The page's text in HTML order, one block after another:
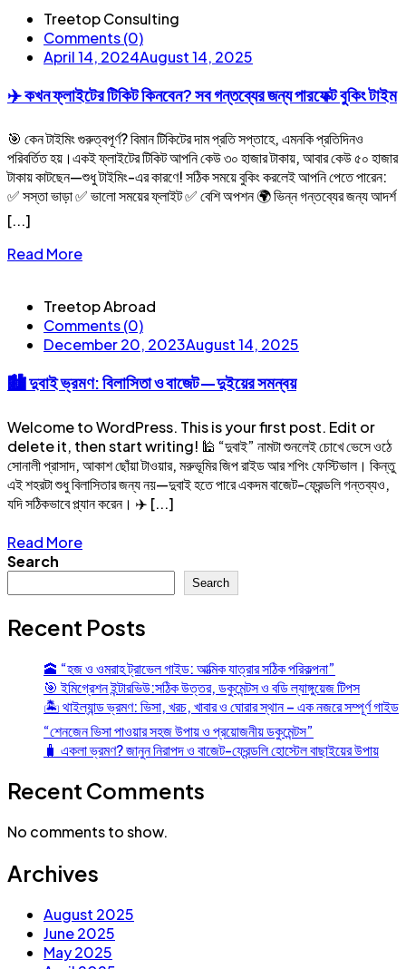
Treetop Consulting
Comments (0)
April 14, 2024August 14, 2025
✈️ কখন ফ্লাইটের টিকিট কিনবেন? সব গন্তব্যের জন্য পারফেক্ট বুকিং টাইম
🎯 কেন টাইমিং গুরুত্বপূর্ণ? বিমান টিকিটের দাম প্রতি সপ্তাহে, এমনকি প্রতিদিনও
পরিবর্তিত হয়।একই ফ্লাইটের টিকিট আপনি কেউ ৩০ হাজার টাকায়, আবার কেউ ৫০ হাজার
টাকায় কাটছেন—শুধু টাইমিং-এর কারণে! সঠিক সময়ে বুকিং করলেই আপনি পেতে পারেন:
✅ সস্তা ভাড়া ✅ ভালো সময়ের ফ্লাইট ✅ বেশি অপশন 🌍 ভিন্ন গন্তব্যের জন্য আদর্শ
[...]
Read More
Treetop Abroad
Comments (0)
December 20, 2023August 14, 2025
🏙️ দুবাই ভ্রমণ: বিলাসিতা ও বাজেট—দুইয়ের সমন্বয়
Welcome to WordPress. This is your first post. Edit or
delete it, then start writing! 🕌 “দুবাই” নামটা শুনলেই চোখে ভেসে ওঠে
সোনালী প্রাসাদ, আকাশ ছোঁয়া টাওয়ার, মরুভূমির জিপ রাইড আর শপিং ফেস্টিভাল। কিন্তু
এই শহরটা শুধু বিলাসিতার জন্য নয়—দুবাই হতে পারে একদম বাজেট-ফ্রেন্ডলি গন্তব্যও,
যদি সঠিকভাবে প্ল্যান করেন। ✈️ [...]
Read More
Search
Search
Recent Posts
🕋 “হজ ও ওমরাহ ট্রাভেল গাইড: আত্মিক যাত্রার সঠিক পরিকল্পনা”
🎯 ইমিগ্রেশন ইন্টারভিউ:সঠিক উত্তর, ডকুমেন্টস ও বডি ল্যাঙ্গুয়েজ টিপস
🏝️ থাইল্যান্ড ভ্রমণ: ভিসা, খরচ, খাবার ও ঘোরার স্থান – এক নজরে সম্পূর্ণ গাইড
“শেনজেন ভিসা পাওয়ার সহজ উপায় ও প্রয়োজনীয় ডকুমেন্টস”
🧳 একলা ভ্রমণ? জানুন নিরাপদ ও বাজেট-ফ্রেন্ডলি হোস্টেল বাছাইয়ের উপায়
Recent Comments
No comments to show.
Archives
August 2025
June 2025
May 2025